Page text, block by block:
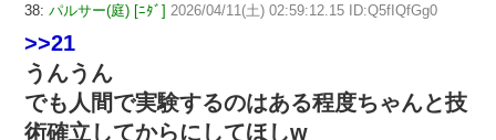
38: パルサー(庭) [ﾆﾀﾞ] 2026/04/11(土) 02:59:12.15 ID:Q5fIQfGg0
>>21
うんうん
でも人間で実験するのはある程度ちゃんと技
術確立してからにしてほしw